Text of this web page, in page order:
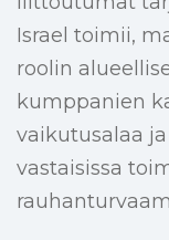
Israel toimii,
roolin
kumppanien
vaikutusalaa
vastaisissa